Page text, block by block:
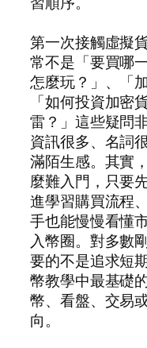
第一次接觸虛擬
常不是「要買哪
怎麼玩？」、「
「如何投資加密
雷？」這些疑問
資訊很多、名詞
滿陌生感。其實
麼難入門，只要
進學習購買流程
手也能慢慢看懂
入幣圈。對多數
要的不是追求短
幣教學中最基礎
幣、看盤、交易
向。